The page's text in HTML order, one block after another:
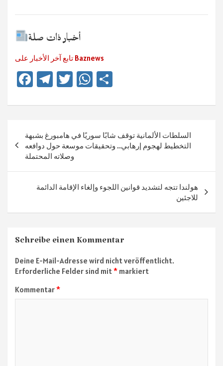
أخبار ذات صلة
تابع آخر الأخبار على Baznews
Fa
b
ok
Te
gr
m
T
tt
er
W
at
sA
p
n
السلطات الألمانية توقف شابًا سوريًا في هامبورغ بشبهة
التخطيط لهجوم إرهابي.. وتحقيقات موسعة حول دوافعه
وصلاته المحتملة
هولندا تتجه لتشديد قوانين اللجوء وإلغاء الإقامة الدائمة
للاجئين
Schreibe einen Kommentar
Deine E-Mail-Adresse wird nicht veröffentlicht.
Erforderliche Felder sind mit* markiert
Kommentar*